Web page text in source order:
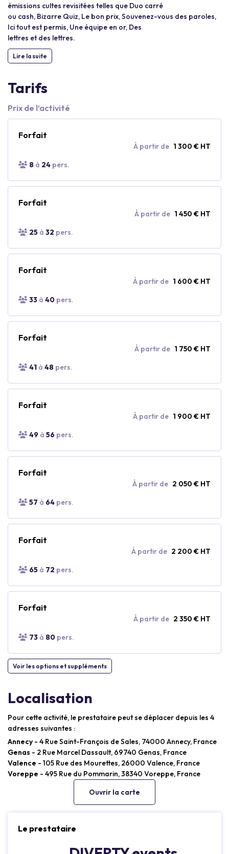
émissions cultes revisitées telles que Duo carré
ou cash, Bizarre Quiz, Le bon prix, Souvenez-vous des paroles,
Ici tout est permis, Une équipe en or, Des
lettres et des lettres.
Lire la suite
Tarifs
Prix de l’activité
Forfait
À partir de 1 300 € HT
8 à 24 pers.
Forfait
À partir de 1 450 € HT
25 à 32 pers.
Forfait
À partir de 1 600 € HT
33 à 40 pers.
Forfait
À partir de 1 750 € HT
41 à 48 pers.
Forfait
À partir de 1 900 € HT
49 à 56 pers.
Forfait
À partir de 2 050 € HT
57 à 64 pers.
Forfait
À partir de 2 200 € HT
65 à 72 pers.
Forfait
À partir de 2 350 € HT
73 à 80 pers.
Voir les options et suppléments
Localisation
Pour cette activité, le prestataire peut se déplacer depuis les 4
adresses suivantes :
Annecy - 4 Rue Saint-François de Sales, 74000 Annecy, France
Genas - 2 Rue Marcel Dassault, 69740 Genas, France
Valence - 105 Rue des Mourettes, 26000 Valence, France
Voreppe - 495 Rue du Pommarin, 38340 Voreppe, France
Ouvrir la carte
Le prestataire